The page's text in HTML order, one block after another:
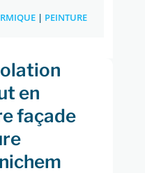
| PEINTURE
en
façade